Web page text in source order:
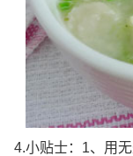
4.小贴士：1、用